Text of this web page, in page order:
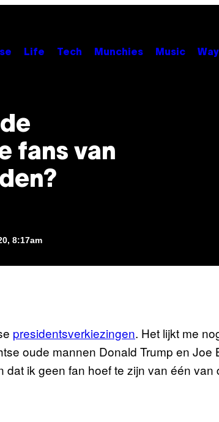
Life Tech Munchies Music
fans van
8:17am
presidentsverkiezingen. Het lijkt me
oude mannen Donald Trump en Joe
dat ik geen fan hoef te zijn van één van